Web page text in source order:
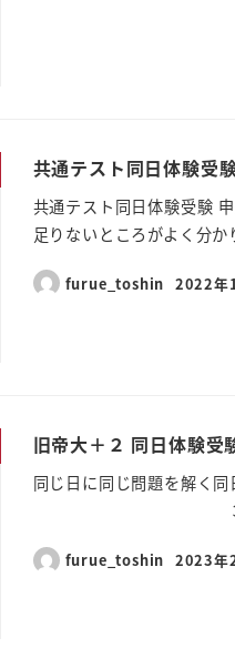
共通テスト同日体験受
共通テスト同日体験受験
足りないところがよく分
furue_toshin 2022年
旧帝大＋２ 同日体験受
同じ日に同じ問題を解く
３月５日（
furue_toshin 2023年